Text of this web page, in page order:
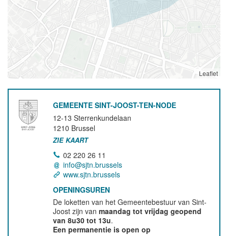
Leaflet
GEMEENTE SINT-JOOST-TEN-NODE
12-13 Sterrenkundelaan
1210 Brussel
ZIE KAART
02 220 26 11
info@sjtn.brussels
www.sjtn.brussels
OPENINGSUREN
De loketten van het Gemeentebestuur van Sint-
Joost zijn vanmaandag tot vrijdag geopend
van 8u30 tot 13u.
Een permanentie is open op